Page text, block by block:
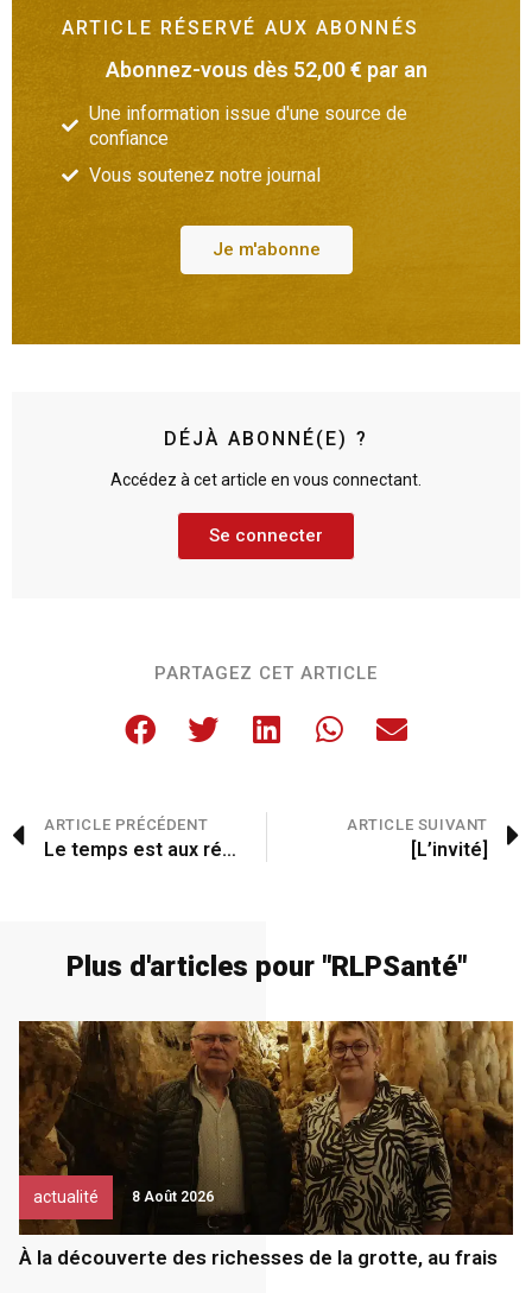
ARTICLE RÉSERVÉ AUX ABONNÉS
Abonnez-vous dès 52,00 € par an
Une information issue d'une source de
confiance
Vous soutenez notre journal
Je m'abonne
DÉJÀ ABONNÉ(E) ?
Accédez à cet article en vous connectant.
Se connecter
PARTAGEZ CET ARTICLE
ARTICLE PRÉCÉDENT
Le temps est aux réparations
ARTICLE SUIVANT
[L’invité]
Plus d'articles pour "RLPSanté"
actualité 8 Août 2026
À la découverte des richesses de la grotte, au frais